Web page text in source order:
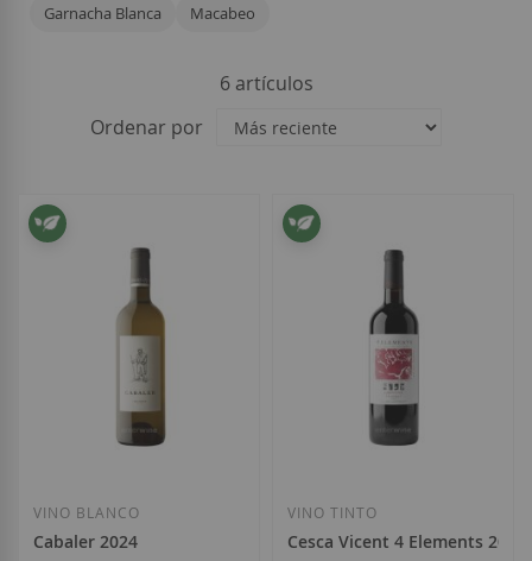
Garnacha Blanca Macabeo
6artículos
Ordenar por
VINO BLANCO
Cabaler 2024
VINO TINTO
Cesca Vicent 4 Elements 2023